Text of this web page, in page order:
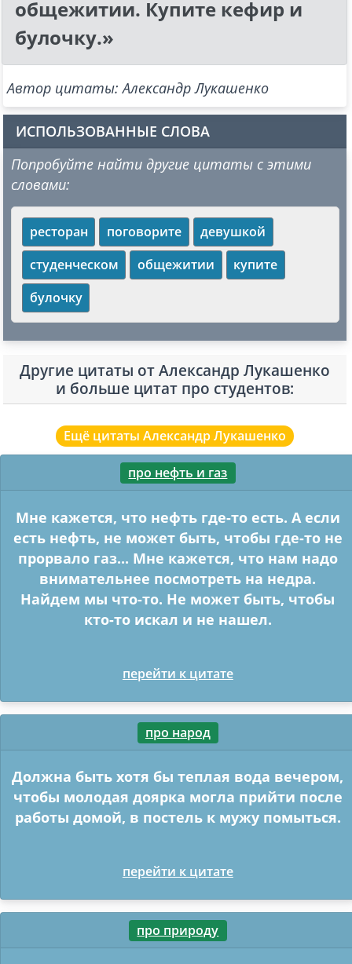
общежитии. Купите кефир и
булочку.»
Автор цитаты: Александр Лукашенко
ИСПОЛЬЗОВАННЫЕ СЛОВА
Попробуйте найти другие цитаты с этими
словами:
ресторан поговорите
девушкой
студенческом
общежитии
купите
булочку
Другие цитаты от Александр Лукашенко
и больше цитат про студентов:
Ещё цитаты Александр Лукашенко
про нефть и газ
Мне кажется, что нефть где-то есть. А если
есть нефть, не может быть, чтобы где-то не
прорвало газ... Мне кажется, что нам надо
внимательнее посмотреть на недра.
Найдем мы что-то. Не может быть, чтобы
кто-то искал и не нашел.
перейти к цитате
про народ
Должна быть хотя бы теплая вода вечером,
чтобы молодая доярка могла прийти после
работы домой, в постель к мужу помыться.
перейти к цитате
про природу